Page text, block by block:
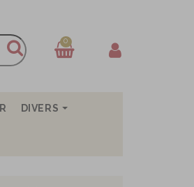
0
DIVERS